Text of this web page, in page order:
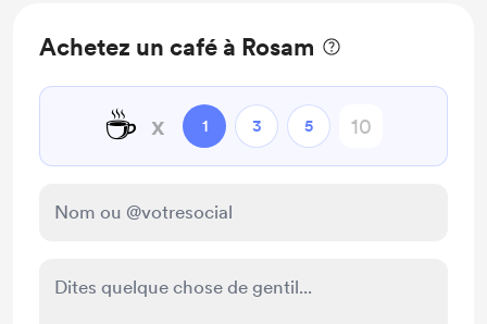
Achetez un café à Rosam
☕ x 1 3 5